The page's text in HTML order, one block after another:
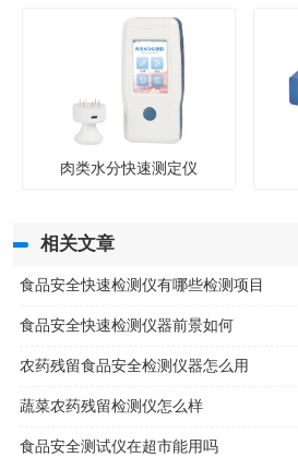
肉类水分快速测定仪
相关文章
食品安全快速检测仪有哪些检测项目
食品安全快速检测仪器前景如何
农药残留食品安全检测仪器怎么用
蔬菜农药残留检测仪怎么样
食品安全测试仪在超市能用吗